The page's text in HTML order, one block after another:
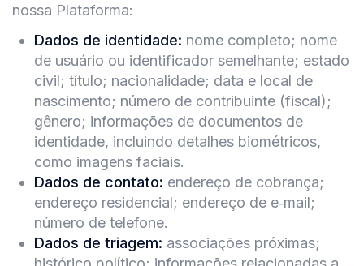
nossa Plataforma:
Dados de identidade: nome completo; nome
de usuário ou identificador semelhante; estado
civil; título; nacionalidade; data e local de
nascimento; número de contribuinte (fiscal);
gênero; informações de documentos de
identidade, incluindo detalhes biométricos,
como imagens faciais.
Dados de contato: endereço de cobrança;
endereço residencial; endereço de e‑mail;
número de telefone.
Dados de triagem: associações próximas;